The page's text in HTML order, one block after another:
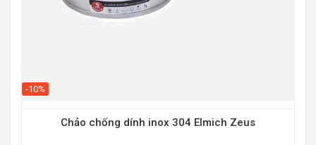
-10%
Chảo chống dính inox 304 Elmich Zeus